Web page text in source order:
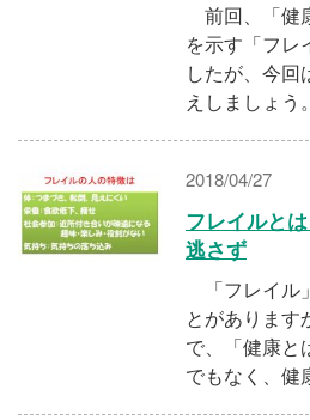
前回、「健
を示す「フレ
したが、今回
えしましょ
2018/04/27
フレイルと
逃さず
「フレイル
とがあります
で、「健康と
でもなく、